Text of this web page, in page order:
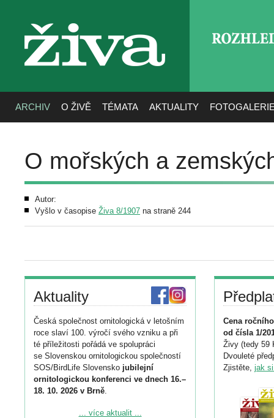
živa
ARCHIV O ŽIVĚ TÉMATA AKTUALITY
O mořských a
Autor:
Vyšlo v časopise Živa 8/1907 na straně 244
Aktuality
Česká společnost ornitologická v letošním
roce slaví 100. výročí svého vzniku a při
té příležitosti pořádá ve spolupráci
se Slovenskou ornitologickou společností
SOS/BirdLife Slovensko jubilejní
ornitologickou konferenci ve dnech 16.–
18. 10. 2026 v Brně.
Podrobnější informace ke konferenci
... více aktualit ...
Cena
od čísla 1/
Živy (tedy 59
Dvouleté
Zjistěte, jak